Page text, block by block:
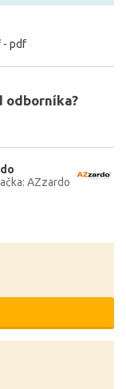
- pdf
odborníka?
AZzardo